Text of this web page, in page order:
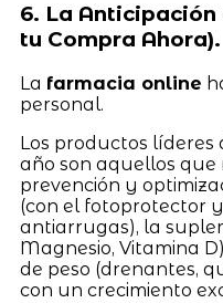
6. La Anticipación
tu Compra Ahora).
La farmacia online
personal.
Los productos
año son aquellos
prevención y
(con el fotoprotector
antiarrugas), la
Magnesio, Vitamina
de peso (drenantes,
con un crecimiento